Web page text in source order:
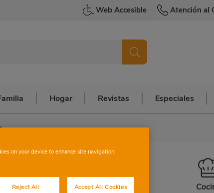
Web Accesible Atención al
Hogar Revistas Especiales
de
on your device to enhance site navigation,
Reject All Accept All Cookies